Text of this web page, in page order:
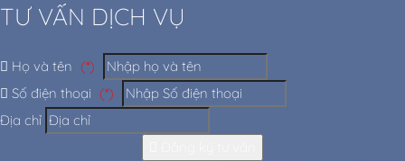
TƯ VẤN DỊCH VỤ
Họ và tên (*)
Số điện thoại (*)
Địa chỉ